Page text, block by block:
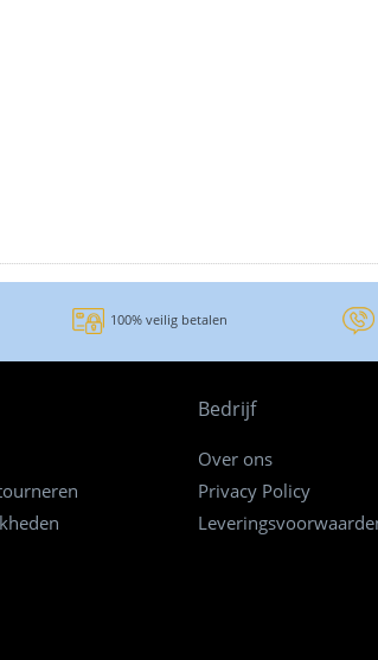
100% veilig betalen
Bedrijf
Over ons
Privacy Policy